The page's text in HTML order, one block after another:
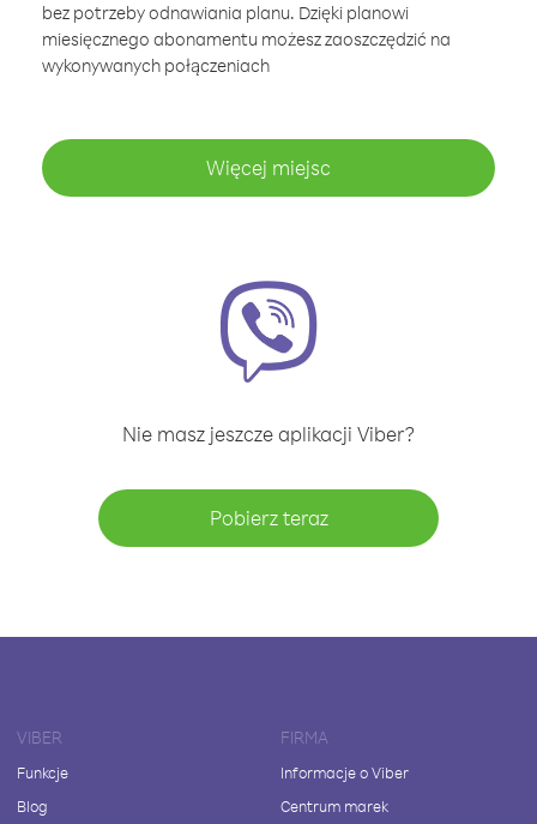
bez potrzeby odnawiania planu. Dzięki planowi
miesięcznego abonamentu możesz zaoszczędzić na
wykonywanych połączeniach
Więcej miejsc
Nie masz jeszcze aplikacji Viber?
Pobierz teraz
VIBER
Funkcje
Blog
FIRMA
Informacje o Viber
Centrum marek